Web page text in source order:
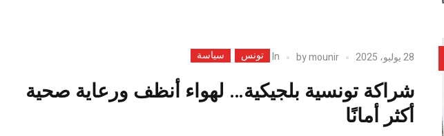
28 يوليو، 2025 bymounir
In تونس سياسة
شراكة تونسية بلجيكية… لهواء أنظف ورعاية صحية
أكثر أمانًا